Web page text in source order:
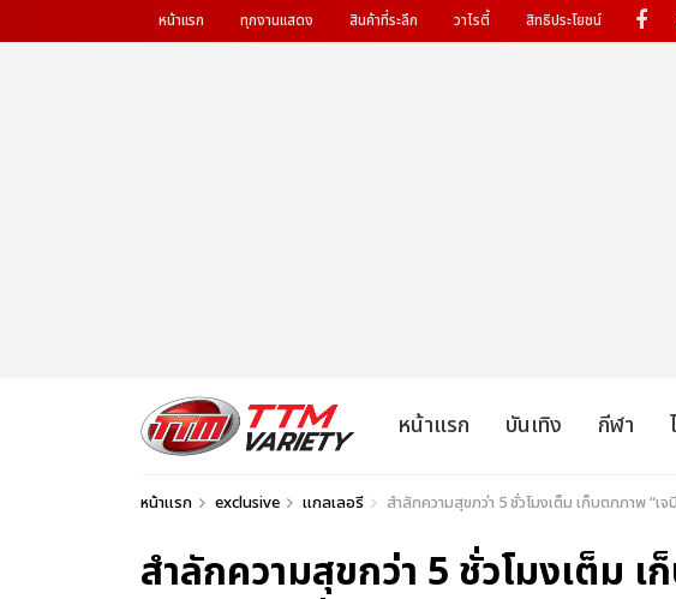
หน้าแรก ทุกงานแสดง สินค้าที่ระลึก วาไรตี้ สิทธิประโยชน์
หน้าแรก บันเทิง กีฬา
หน้าแรก exclusive แกลเลอรี สำลักความสุขกว่า 5 ชั่วโมงเต็ม เก็บตกภาพ “
สำลักความสุขกว่า 5 ชั่วโมงเต็ม เ